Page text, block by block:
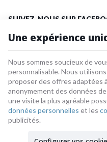
SUIVEZ-NOUS SUR
NOS PRODUITS
INFORMATIONS
Fievet-et-fils | N° d'entreprise :
Conditions d'utilisation du site
Traitement de
© Copyright 2026 -E-net
Une expérience
Nous sommes soucieux de
personnalisable. Nous
proposer des offres adaptées
anonymement des données
une visite la plus agréable
données personnelles et les
publicités.